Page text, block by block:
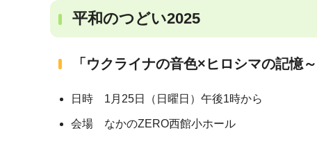
平和のつどい2025
「ウクライナの音色×ヒロシマの記憶
日時 1月25日（日曜日）午後1時から
会場 なかのZERO西館小ホール